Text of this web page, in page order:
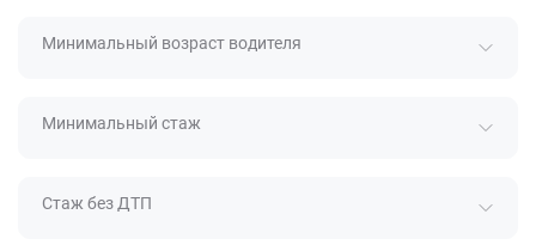
Минимальный возраст водителя
Минимальный стаж
Стаж без ДТП